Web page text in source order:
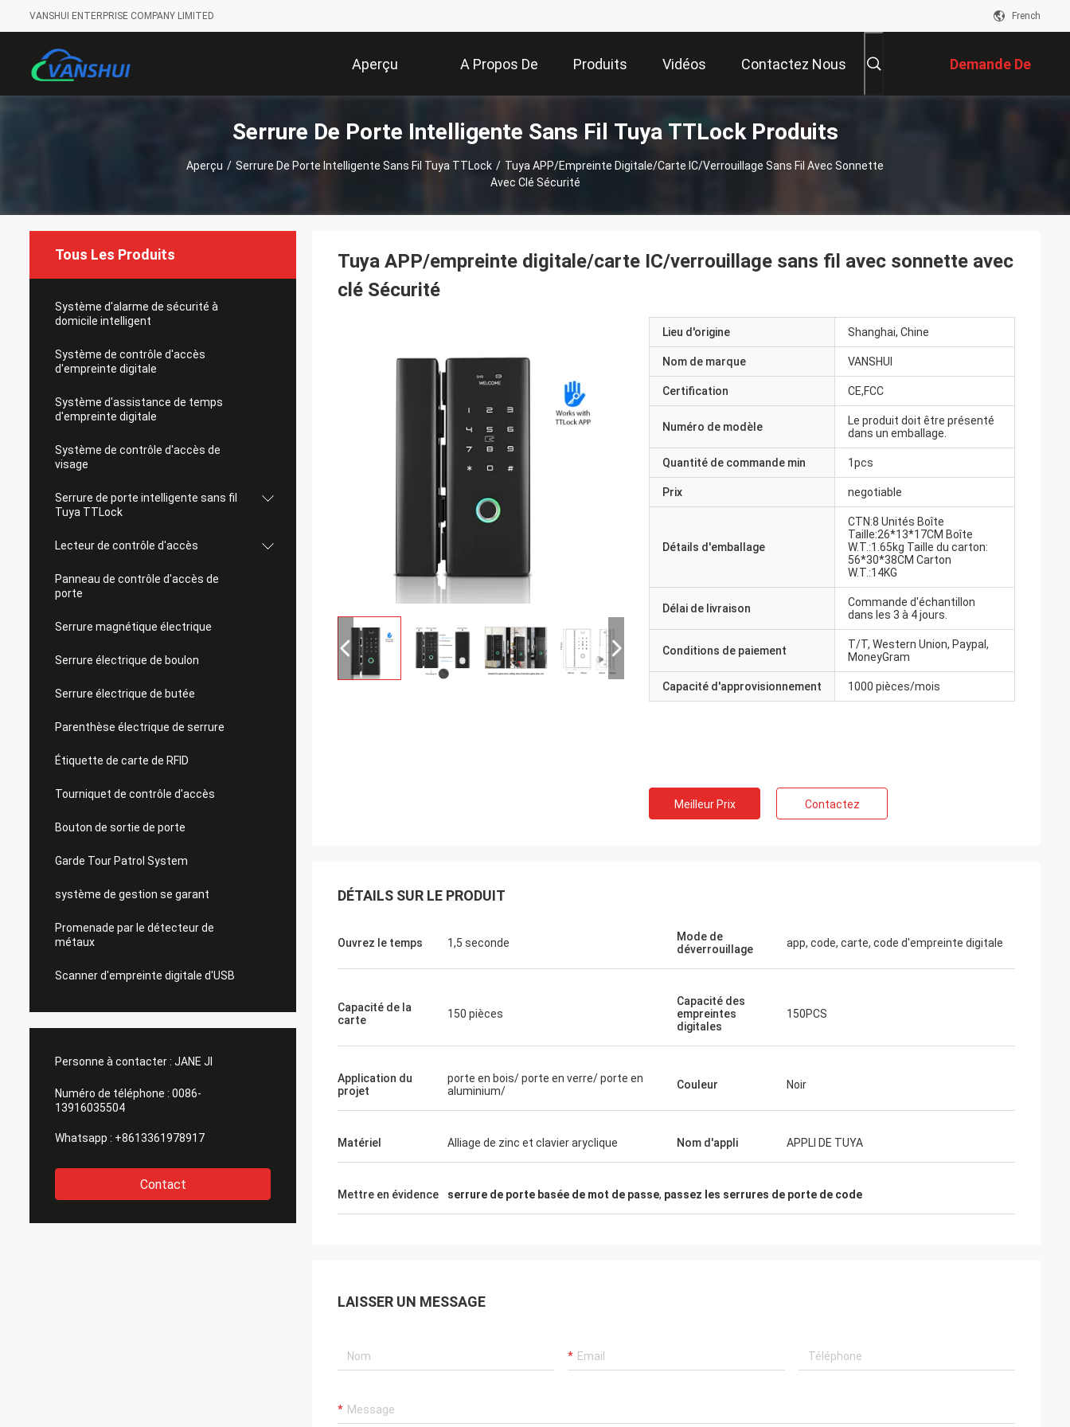
VANSHUI ENTERPRISE COMPANY LIMITED French
Aperçu A Propos De
Nous
Produits Vidéos Contactez Nous Demande De
Soumission
Serrure De Porte Intelligente Sans Fil Tuya TTLock Produits
Aperçu / Serrure De Porte Intelligente Sans Fil Tuya TTLock / Tuya APP/empreinte Digitale/carte IC/verrouillage Sans Fil Avec Sonnette
Avec Clé Sécurité
Tous Les Produits
Système d'alarme de sécurité à
domicile intelligent
Système de contrôle d'accès
d'empreinte digitale
Système d'assistance de temps
d'empreinte digitale
Système de contrôle d'accès de
visage
Serrure de porte intelligente sans fil
Tuya TTLock
Lecteur de contrôle d'accès
Panneau de contrôle d'accès de
porte
Serrure magnétique électrique
Serrure électrique de boulon
Serrure électrique de butée
Parenthèse électrique de serrure
Étiquette de carte de RFID
Tourniquet de contrôle d'accès
Bouton de sortie de porte
Garde Tour Patrol System
système de gestion se garant
Promenade par le détecteur de
métaux
Scanner d'empreinte digitale d'USB
Personne à contacter : JANE JI
Numéro de téléphone : 0086-
13916035504
Whatsapp : +8613361978917
Contact
Tuya APP/empreinte digitale/carte IC/verrouillage sans fil avec sonnette avec
clé Sécurité
Lieu d'origine Shanghai, Chine
Nom de marque VANSHUI
Certification CE,FCC
Numéro de modèle
Le produit doit être présenté
dans un emballage.
Quantité de commande min 1pcs
Prix negotiable
Détails d'emballage
CTN:8 Unités Boîte
Taille:26*13*17CM Boîte
W.T.:1.65kg Taille du carton:
56*30*38CM Carton
W.T.:14KG
Délai de livraison
Commande d'échantillon
dans les 3 à 4 jours.
Conditions de paiement
T/T, Western Union, Paypal,
MoneyGram
Capacité d'approvisionnement 1000 pièces/mois
Meilleur Prix Contactez
DÉTAILS SUR LE PRODUIT
Ouvrez le temps 1,5 seconde
Mode de
déverrouillage
app, code, carte, code d'empreinte digitale
Capacité de la
carte
150 pièces
Capacité des
empreintes
digitales
150PCS
Application du
projet
porte en bois/ porte en verre/ porte en
aluminium/
Couleur Noir
Matériel Alliage de zinc et clavier aryclique Nom d'appli APPLI DE TUYA
Mettre en évidence serrure de porte basée de mot de passe, passez les serrures de porte de code
LAISSER UN MESSAGE